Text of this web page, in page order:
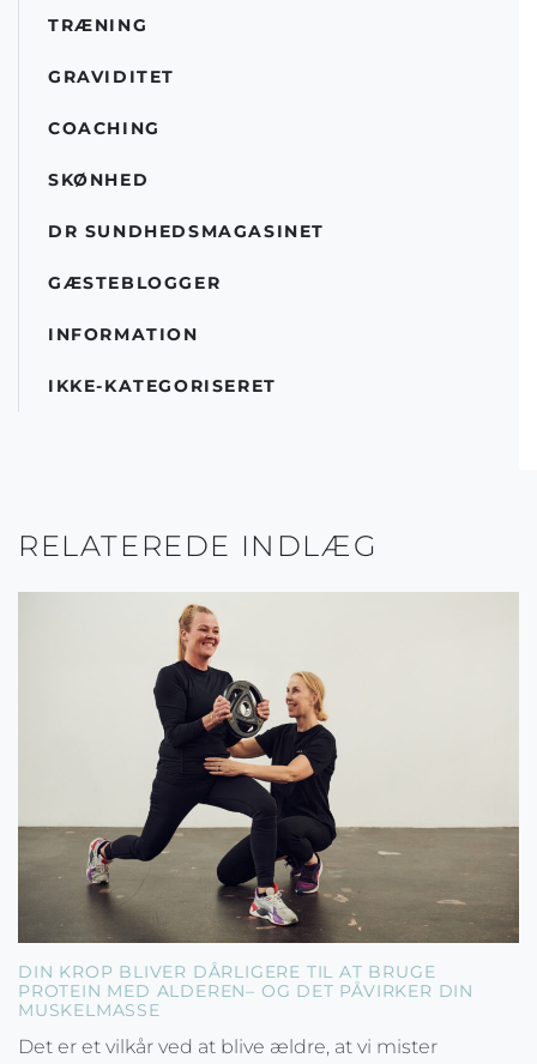
TRÆNING
GRAVIDITET
COACHING
SKØNHED
DR SUNDHEDSMAGASINET
GÆSTEBLOGGER
INFORMATION
IKKE-KATEGORISERET
RELATEREDE INDLÆG
DIN KROP BLIVER DÅRLIGERE TIL AT BRUGE
PROTEIN MED ALDEREN– OG DET PÅVIRKER DIN
MUSKELMASSE
Det er et vilkår ved at blive ældre, at vi mister